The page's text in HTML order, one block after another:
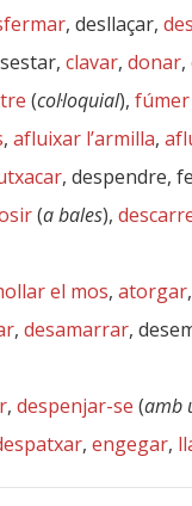
, desllaçar,
clavar, donar,
(col·loquial), fúmer
, afluixar l’armilla,
, despendre,
(a bales),
el mos, atorgar,
, desamarrar,
, despenjar-se (amb
, engegar,